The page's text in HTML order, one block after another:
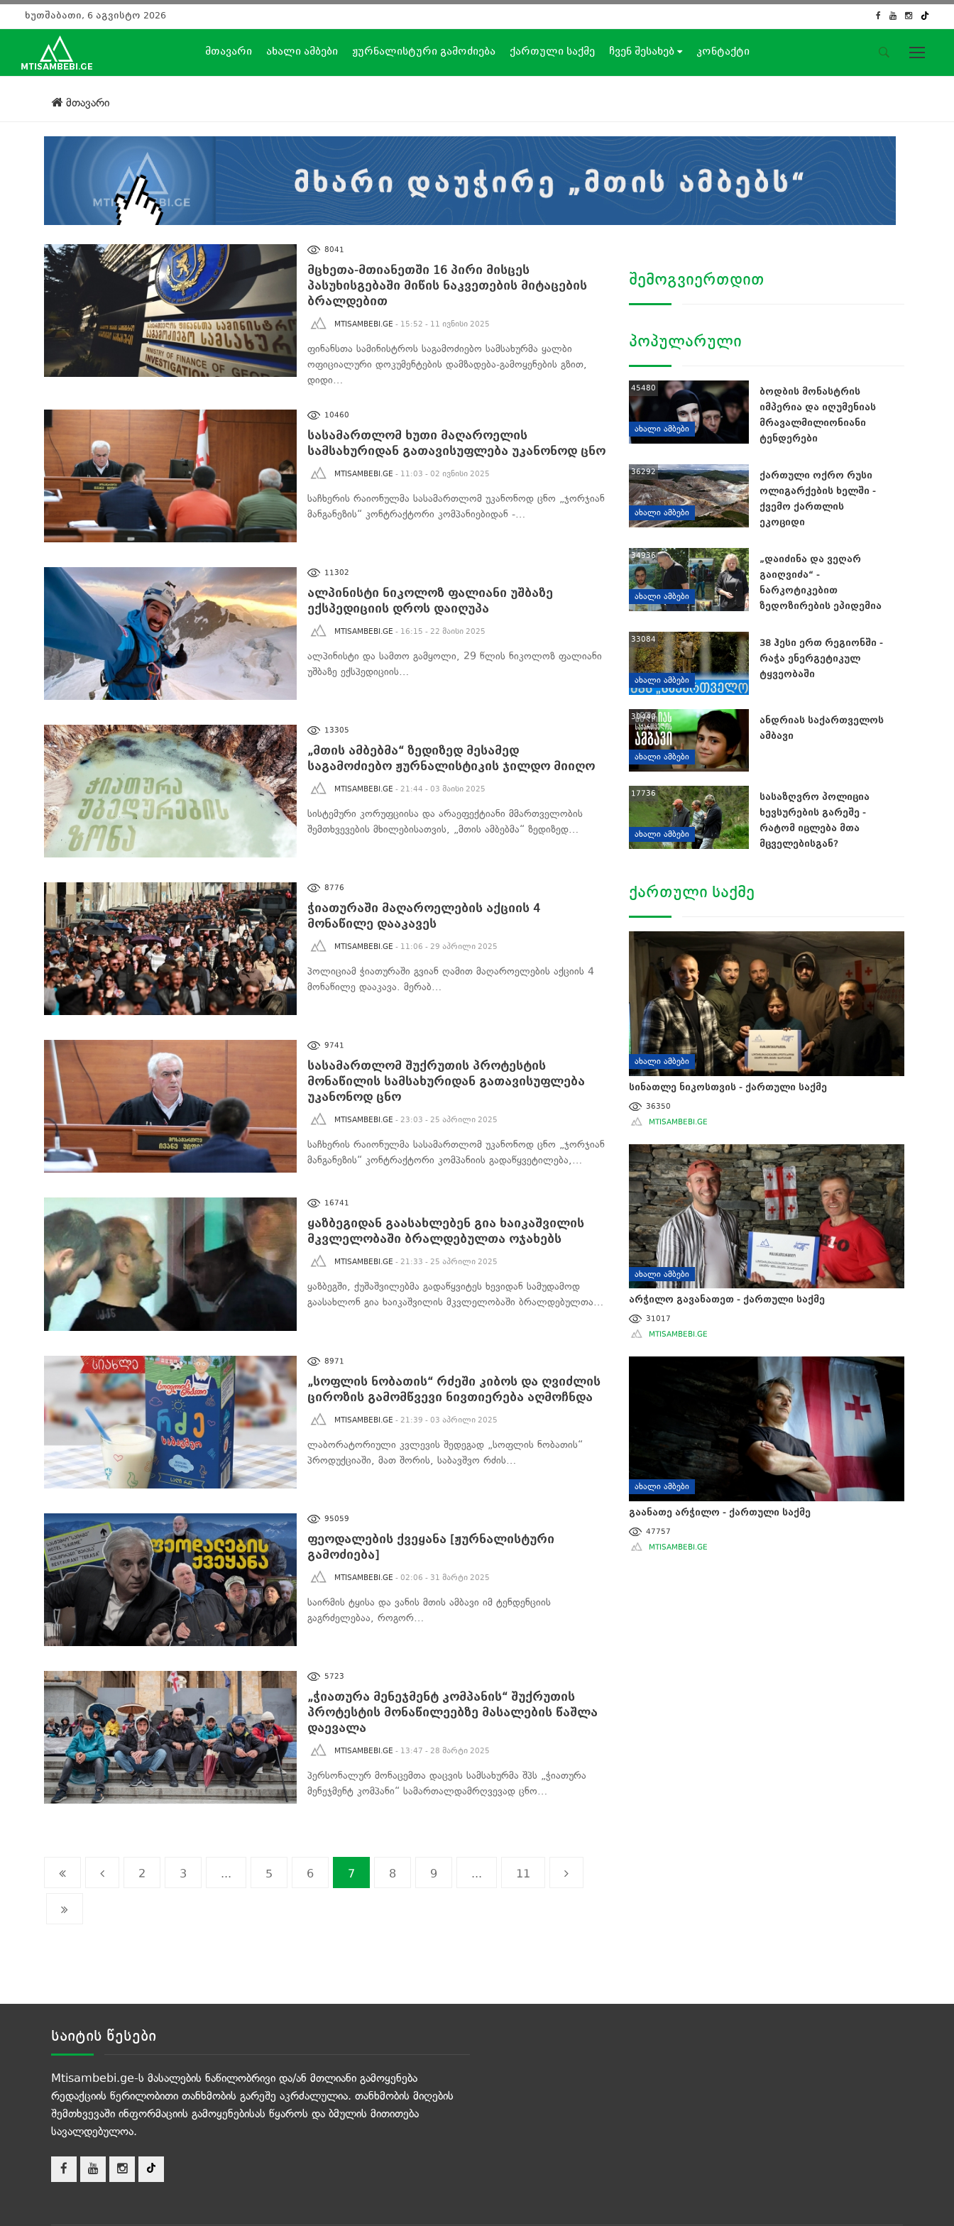
საიტის მენიუ
ჟურნალისტური გამოძიება
ქართული საქმე
ჩვენ შესახებ
კონტაქტი
ხუთშაბათი, 6 აგვისტო 2026
მთავარი ახალი ამბები ჟურნალისტური გამოძიება ქართული საქმე ჩვენ შესახებ კონტაქტი
მთავარი
8041
მცხეთა-მთიანეთში 16 პირი მისცეს
პასუხისგებაში მიწის ნაკვეთების მიტაცების
ბრალდებით
MTISAMBEBI.GE - 15:52 - 11 ივნისი 2025
ფინანსთა სამინისტროს საგამოძიებო სამსახურმა ყალბი
ოფიციალური დოკუმენტების დამზადება-გამოყენების გზით,
დიდი…
10460
სასამართლომ ხუთი მაღაროელის
სამსახურიდან გათავისუფლება უკანონოდ ცნო
MTISAMBEBI.GE - 11:03 - 02 ივნისი 2025
საჩხერის რაიონულმა სასამართლომ უკანონოდ ცნო „ჯორჯიან
მანგანეზის“ კონტრაქტორი კომპანიებიდან -…
11302
ალპინისტი ნიკოლოზ ფალიანი უშბაზე
ექსპედიციის დროს დაიღუპა
MTISAMBEBI.GE - 16:15 - 22 მაისი 2025
ალპინისტი და სამთო გამყოლი, 29 წლის ნიკოლოზ ფალიანი
უშბაზე ექსპედიციის…
13305
„მთის ამბებმა“ ზედიზედ მესამედ
საგამოძიებო ჟურნალისტიკის ჯილდო მიიღო
MTISAMBEBI.GE - 21:44 - 03 მაისი 2025
სისტემური კორუფციისა და არაეფექტიანი მმართველობის
შემთხვევების მხილებისათვის, „მთის ამბებმა“ ზედიზედ…
8776
ჭიათურაში მაღაროელების აქციის 4
მონაწილე დააკავეს
MTISAMBEBI.GE - 11:06 - 29 აპრილი 2025
პოლიციამ ჭიათურაში გვიან ღამით მაღაროელების აქციის 4
მონაწილე დააკავა. მერაბ…
9741
სასამართლომ შუქრუთის პროტესტის
მონაწილის სამსახურიდან გათავისუფლება
უკანონოდ ცნო
MTISAMBEBI.GE - 23:03 - 25 აპრილი 2025
საჩხერის რაიონულმა სასამართლომ უკანონოდ ცნო „ჯორჯიან
მანგანეზის“ კონტრაქტორი კომპანიის გადაწყვეტილება,…
16741
ყაზბეგიდან გაასახლებენ გია ხაიკაშვილის
მკვლელობაში ბრალდებულთა ოჯახებს
MTISAMBEBI.GE - 21:33 - 25 აპრილი 2025
ყაზბეგში, ქუშაშვილებმა გადაწყვიტეს ხევიდან სამუდამოდ
გაასახლონ გია ხაიკაშვილის მკვლელობაში ბრალდებულთა…
8971
„სოფლის ნობათის“ რძეში კიბოს და ღვიძლის
ციროზის გამომწვევი ნივთიერება აღმოჩნდა
MTISAMBEBI.GE - 21:39 - 03 აპრილი 2025
ლაბორატორიული კვლევის შედეგად „სოფლის ნობათის“
პროდუქციაში, მათ შორის, საბავშვო რძის…
95059
ფეოდალების ქვეყანა [ჟურნალისტური
გამოძიება]
MTISAMBEBI.GE - 02:06 - 31 მარტი 2025
საირმის ტყისა და ვანის მთის ამბავი იმ ტენდენციის
გაგრძელებაა, როგორ…
5723
„ჭიათურა მენეჯმენტ კომპანის“ შუქრუთის
პროტესტის მონაწილეებზე მასალების წაშლა
დაევალა
MTISAMBEBI.GE - 13:47 - 28 მარტი 2025
პერსონალურ მონაცემთა დაცვის სამსახურმა შპს „ჭიათურა
მენეჯმენტ კომპანი“ სამართალდამრღვევად ცნო…
2 3 ... 5 6 7 8 9 ... 11
ᲨᲔᲛᲝᲒᲕᲘᲔᲠᲗᲓᲘᲗ
ᲞᲝᲞᲣᲚᲐᲠᲣᲚᲘ
ᲐᲮᲐᲚᲘ ᲐᲛᲑᲔᲑᲘ
45480
ბოდბის მონასტრის
იმპერია და იღუმენიას
მრავალმილიონიანი
ტენდერები
ᲐᲮᲐᲚᲘ ᲐᲛᲑᲔᲑᲘ
36292
ქართული ოქრო რუსი
ოლიგარქების ხელში -
ქვემო ქართლის
ეკოციდი
ᲐᲮᲐᲚᲘ ᲐᲛᲑᲔᲑᲘ
34936
„დაიძინა და ვეღარ
გაიღვიძა“ -
ნარკოტიკებით
ზედოზირების ეპიდემია
ᲐᲮᲐᲚᲘ ᲐᲛᲑᲔᲑᲘ
33084
38 ჰესი ერთ რეგიონში -
რაჭა ენერგეტიკულ
ტყვეობაში
ᲐᲮᲐᲚᲘ ᲐᲛᲑᲔᲑᲘ
30440
ანდრიას საქართველოს
ამბავი
ᲐᲮᲐᲚᲘ ᲐᲛᲑᲔᲑᲘ
17736
სასაზღვრო პოლიცია
ხევსურების გარეშე -
რატომ იცლება მთა
მცველებისგან?
ᲥᲐᲠᲗᲣᲚᲘ ᲡᲐᲥᲛᲔ
ᲐᲮᲐᲚᲘ ᲐᲛᲑᲔᲑᲘ
სინათლე ნიკოსთვის - ქართული საქმე
36350
MTISAMBEBI.GE
ᲐᲮᲐᲚᲘ ᲐᲛᲑᲔᲑᲘ
არჭილო გავანათეთ - ქართული საქმე
31017
MTISAMBEBI.GE
ᲐᲮᲐᲚᲘ ᲐᲛᲑᲔᲑᲘ
გაანათე არჭილო - ქართული საქმე
47757
MTISAMBEBI.GE
საიტის წესები
Mtisambebi.ge-ს მასალების ნაწილობრივი და/ან მთლიანი გამოყენება
რედაქციის წერილობითი თანხმობის გარეშე აკრძალულია. თანხმობის მიღების
შემთხვევაში ინფორმაციის გამოყენებისას წყაროს და ბმულის მითითება
სავალდებულოა.